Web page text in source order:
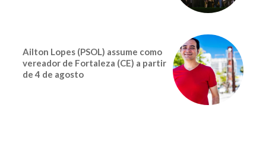
Ailton Lopes (PSOL) assume como
vereador de Fortaleza (CE) a partir
de 4 de agosto